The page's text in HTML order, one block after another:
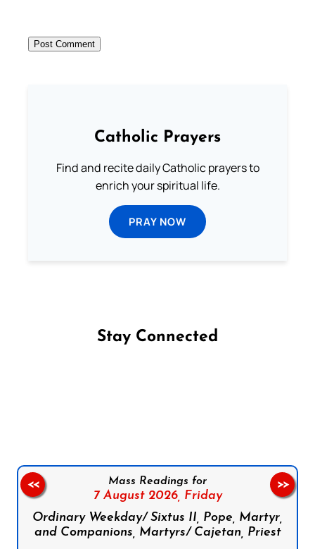
Catholic Prayers
Find and recite daily Catholic prayers to
enrich your spiritual life.
PRAY NOW
Stay Connected
Mass Readings for
7 August 2026, Friday
Ordinary Weekday/ Sixtus II, Pope, Martyr,
and Companions, Martyrs/ Cajetan, Priest
<< >>